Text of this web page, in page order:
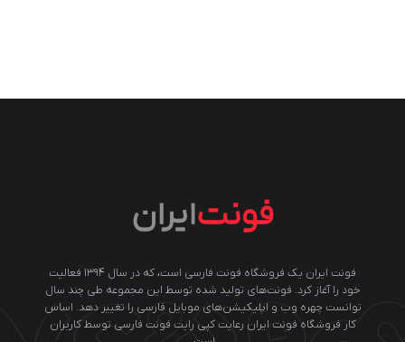
فونت ایران یک فروشگاه فونت فارسی است، که در سال ۱۳۹۴ فعالیت
خود را آغاز کرد. فونت‌های تولید شده توسط این مجموعه طی چند سال
توانست چهره وب و اپلیکیشن‌های موبایل فارسی را تغییر دهد. اساس
کار فروشگاه فونت ایران رعایت کپی رایت فونت فارسی توسط کاربران